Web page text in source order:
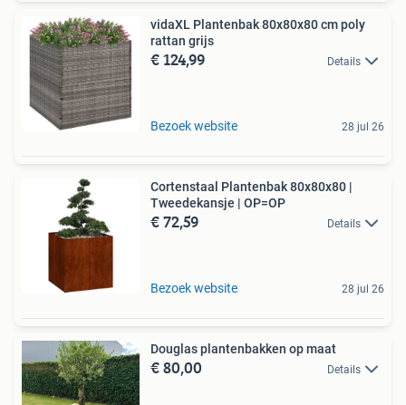
vidaXL Plantenbak 80x80x80 cm poly
rattan grijs
€ 124,99 Details
Bezoek website 28 jul 26
Cortenstaal Plantenbak 80x80x80 |
Tweedekansje | OP=OP
€ 72,59 Details
Bezoek website 28 jul 26
Douglas plantenbakken op maat
€ 80,00 Details